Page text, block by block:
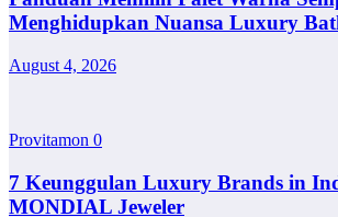
Menghidupkan Nuansa Luxury
August 4, 2026
Provitamon 0
7 Keunggulan Luxury Brands in
MONDIAL Jeweler